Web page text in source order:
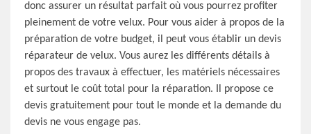
donc assurer un résultat parfait où vous pourrez profiter
pleinement de votre velux. Pour vous aider à propos de la
préparation de votre budget, il peut vous établir un devis
réparateur de velux. Vous aurez les différents détails à
propos des travaux à effectuer, les matériels nécessaires
et surtout le coût total pour la réparation. Il propose ce
devis gratuitement pour tout le monde et la demande du
devis ne vous engage pas.